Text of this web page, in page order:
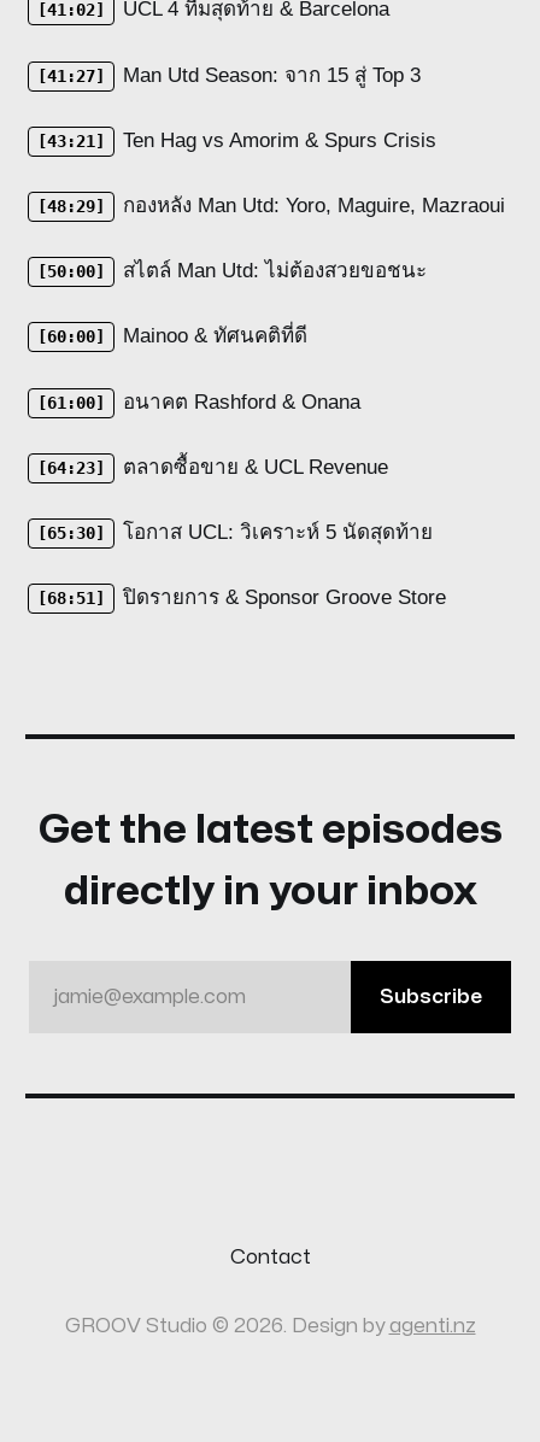
[41:02] UCL 4 ทีมสุดท้าย & Barcelona
[41:27] Man Utd Season: จาก 15 สู่ Top 3
[43:21] Ten Hag vs Amorim & Spurs Crisis
[48:29] กองหลัง Man Utd: Yoro, Maguire, Mazraoui
[50:00] สไตล์ Man Utd: ไม่ต้องสวยขอชนะ
[60:00] Mainoo & ทัศนคติที่ดี
[61:00] อนาคต Rashford & Onana
[64:23] ตลาดซื้อขาย & UCL Revenue
[65:30] โอกาส UCL: วิเคราะห์ 5 นัดสุดท้าย
[68:51] ปิดรายการ & Sponsor Groove Store
Get the latest episodes
directly in your inbox
jamie@example.com Subscribe
Contact
GROOV Studio © 2026. Design by agenti.nz